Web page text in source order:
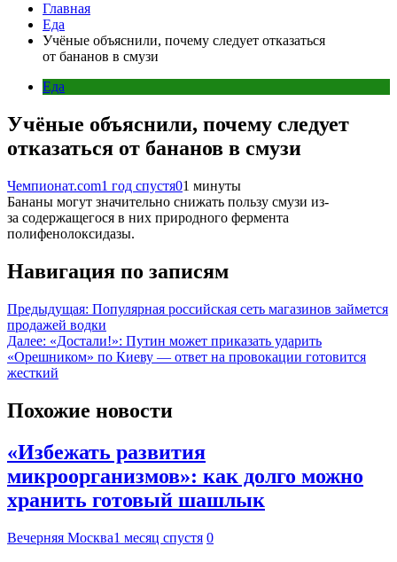
Главная
Еда
Учёные объяснили, почему следует отказаться
от бананов в смузи
Еда
Учёные объяснили, почему следует
отказаться от бананов в смузи
Чемпионат.com1 год спустя01 минуты
Бананы могут значительно снижать пользу смузи из-
за содержащегося в них природного фермента
полифенолоксидазы.
Навигация по записям
Предыдущая: Популярная российская сеть магазинов займется
продажей водки
Далее: «Достали!»: Путин может приказать ударить
«Орешником» по Киеву — ответ на провокации готовится
жесткий
Похожие новости
«Избежать развития
микроорганизмов»: как долго можно
хранить готовый шашлык
Вечерняя Москва1 месяц спустя 0